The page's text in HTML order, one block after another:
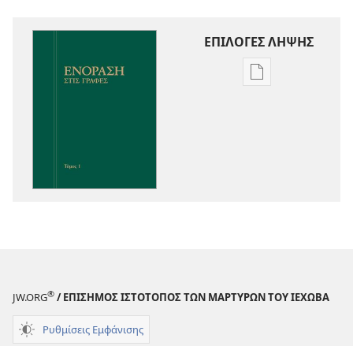
ΕΠΙΛΟΓΕΣ ΛΗΨΗΣ
Επιλογές
JW.ORG® / ΕΠΙΣΗΜΟΣ ΙΣΤΟΤΟΠΟΣ ΤΩΝ ΜΑΡΤΥΡΩΝ ΤΟΥ ΙΕΧΩΒΑ
Ρυθμίσεις Εμφάνισης